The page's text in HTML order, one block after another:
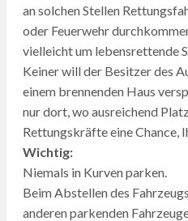
an solchen Stellen
oder Feuerwehr
vielleicht um lebensrettende
Keiner will der Besitzer des
einem brennenden Haus
nur dort, wo ausreichend
Rettungskräfte eine Chance,
Wichtig:
Niemals in Kurven parken.
Beim Abstellen des
anderen parkenden